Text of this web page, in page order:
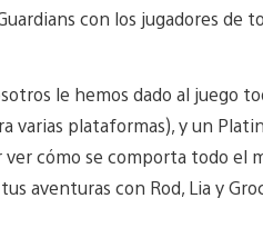
con los jugadores de
le hemos dado al juego
varias plataformas), y un
cómo se comporta todo el
aventuras con Rod, Lia y